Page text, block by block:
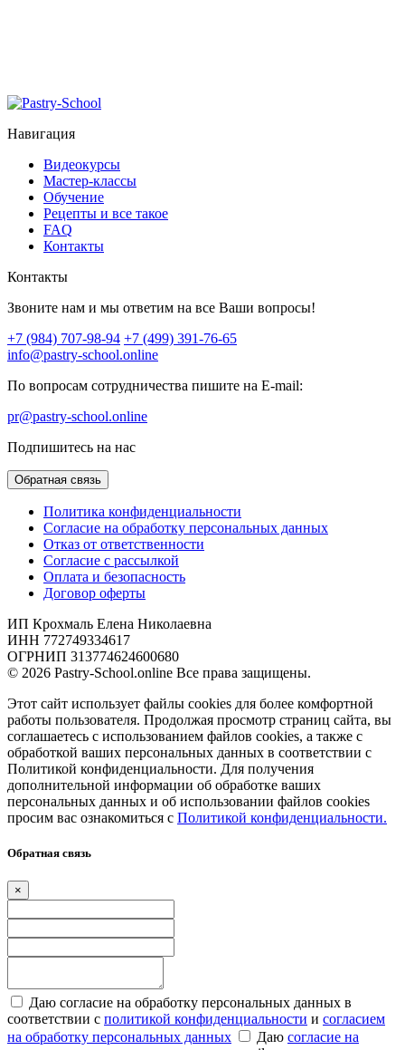
Навигация
Видеокурсы
Мастер-классы
Обучение
Рецепты и все такое
FAQ
Контакты
Контакты
Звоните нам и мы ответим на все Ваши вопросы!
+7 (984) 707-98-94 +7 (499) 391-76-65
info@pastry-school.online
По вопросам сотрудничества пишите на E-mail:
pr@pastry-school.online
Подпишитесь на нас
Обратная связь
Политика конфиденциальности
Согласие на обработку персональных данных
Отказ от ответственности
Согласие с рассылкой
Оплата и безопасность
Договор оферты
ИП Крохмаль Елена Николаевна
ИНН 772749334617
ОГРНИП 313774624600680
© 2026 Pastry-School.online Все права защищены.
Этот сайт использует файлы cookies для более комфортной
работы пользователя. Продолжая просмотр страниц сайта, вы
соглашаетесь с использованием файлов cookies, а также с
обработкой ваших персональных данных в соответствии с
Политикой конфиденциальности. Для получения
дополнительной информации об обработке ваших
персональных данных и об использовании файлов cookies
просим вас ознакомиться с Политикой конфиденциальности.
Обратная связь
×
Даю согласие на обработку персональных данных в
соответствии с политикой конфиденциальности и согласием
на обработку персональных данных
Даю согласие на